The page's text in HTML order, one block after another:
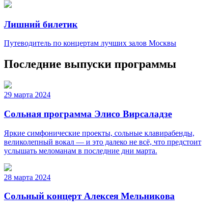
Лишний билетик
Путеводитель по концертам лучших залов Москвы
Последние выпуски программы
29 марта 2024
Сольная программа Элисо Вирсаладзе
Яркие симфонические проекты, сольные клавирабенды,
великолепный вокал — и это далеко не всё, что предстоит
услышать меломанам в последние дни марта.
28 марта 2024
Сольный концерт Алексея Мельникова